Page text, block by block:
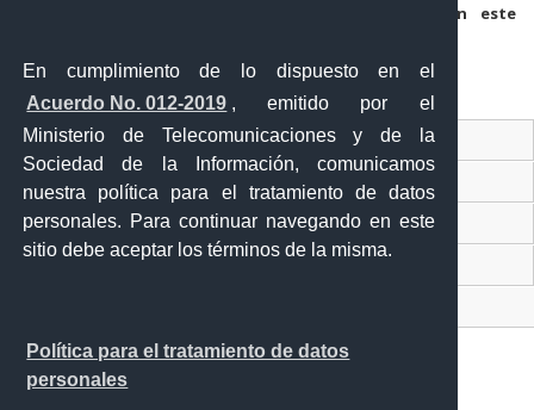
En cumplimiento de lo dispuesto en el
Acuerdo No. 012-2019 , emitido por el
Ministerio de Telecomunicaciones y de la
Sociedad de la Información, comunicamos
nuestra política para el tratamiento de datos
personales. Para continuar navegando en este
sitio debe aceptar los términos de la misma.
Política para el tratamiento de datos
personales
Guarda mi nombre, correo electrónico y web en este
Ventanilla Única Virtual
Ventanilla Única de Comercio Exterior
Gobierno Abierto